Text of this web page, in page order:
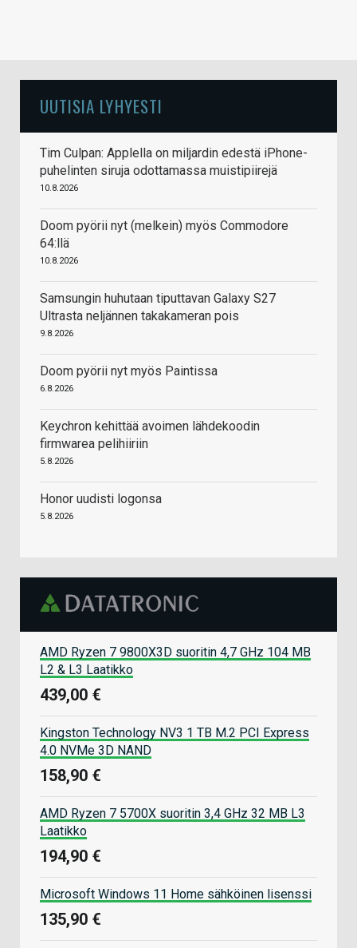
UUTISIA LYHYESTI
Tim Culpan: Applella on miljardin edestä iPhone-
puhelinten siruja odottamassa muistipiirejä
10.8.2026
Doom pyörii nyt (melkein) myös Commodore
64:llä
10.8.2026
Samsungin huhutaan tiputtavan Galaxy S27
Ultrasta neljännen takakameran pois
9.8.2026
Doom pyörii nyt myös Paintissa
6.8.2026
Keychron kehittää avoimen lähdekoodin
firmwarea pelihiiriin
5.8.2026
Honor uudisti logonsa
5.8.2026
AMD Ryzen 7 9800X3D suoritin 4,7 GHz 104 MB
L2 & L3 Laatikko
439,00 €
Kingston Technology NV3 1 TB M.2 PCI Express
4.0 NVMe 3D NAND
158,90 €
AMD Ryzen 7 5700X suoritin 3,4 GHz 32 MB L3
Laatikko
194,90 €
Microsoft Windows 11 Home sähköinen lisenssi
135,90 €